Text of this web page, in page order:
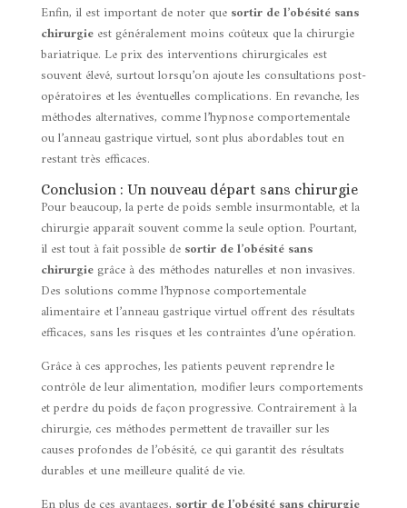
Enfin, il est important de noter que sortir de l’obésité sans
chirurgieest généralement moins coûteux que la chirurgie
bariatrique. Le prix des interventions chirurgicales est
souvent élevé, surtout lorsqu’on ajoute les consultations post-
opératoires et les éventuelles complications. En revanche, les
méthodes alternatives, comme l’hypnose comportementale
ou l’anneau gastrique virtuel, sont plus abordables tout en
restant très efficaces.
Conclusion : Un nouveau départ sans chirurgie
Pour beaucoup, la perte de poids semble insurmontable, et la
chirurgie apparaît souvent comme la seule option. Pourtant,
il est tout à fait possible de sortir de l’obésité sans
chirurgiegrâce à des méthodes naturelles et non invasives.
Des solutions comme l’hypnose comportementale
alimentaire et l’anneau gastrique virtuel offrent des résultats
efficaces, sans les risques et les contraintes d’une opération.
Grâce à ces approches, les patients peuvent reprendre le
contrôle de leur alimentation, modifier leurs comportements
et perdre du poids de façon progressive. Contrairement à la
chirurgie, ces méthodes permettent de travailler sur les
causes profondes de l’obésité, ce qui garantit des résultats
durables et une meilleure qualité de vie.